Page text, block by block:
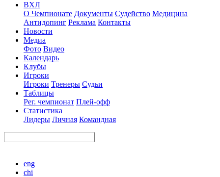
ВХЛ
О Чемпионате Документы Судейство Медицина
Антидопинг Реклама Контакты
Новости
Медиа
Фото Видео
Календарь
Клубы
Игроки
Игроки Тренеры Судьи
Таблицы
Рег. чемпионат Плей-офф
Статистика
Лидеры Личная Командная
eng
chi